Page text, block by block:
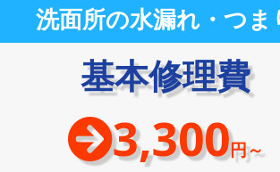
洗面所の水漏れ・つま
基本修理費
3,300円～